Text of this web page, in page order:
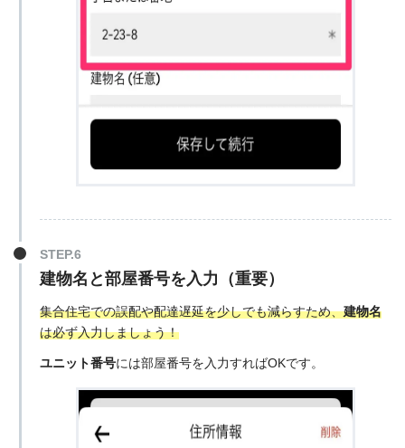
建物名と部屋番号を入力（重要）
集合住宅での誤配や配達遅延を少しでも減らすため、建物名
は必ず入力しましょう！
ユニット番号には部屋番号を入力すればOKです。